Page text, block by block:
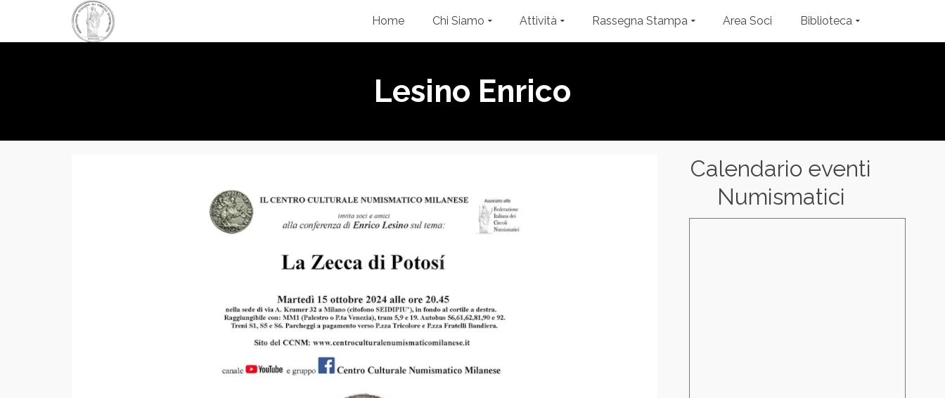
Home Chi Siamo Attività Rassegna Stampa Area Soci Biblioteca
Lesino Enrico
Calendario eventi
Numismatici